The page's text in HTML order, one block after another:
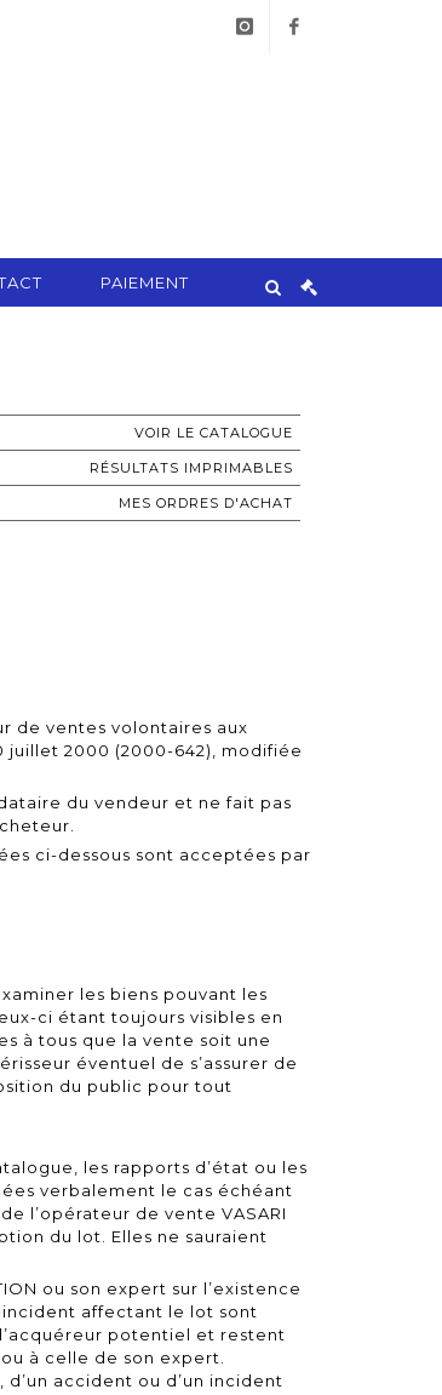
PAIEMENT
VOIR LE CATALOGUE
RÉSULTATS IMPRIMABLES
MES ORDRES D'ACHAT
de ventes volontaires aux
juillet 2000 (2000-642), modifiée
du vendeur et ne fait pas
ci-dessous sont acceptées par
les biens pouvant les
ci étant toujours visibles en
à tous que la vente soit une
éventuel de s’assurer de
du public pour tout
les rapports d’état ou les
verbalement le cas échéant
l’opérateur de vente VASARI
du lot. Elles ne sauraient
ou son expert sur l’existence
incident affectant le lot sont
potentiel et restent
à celle de son expert.
d’un accident ou d’un incident